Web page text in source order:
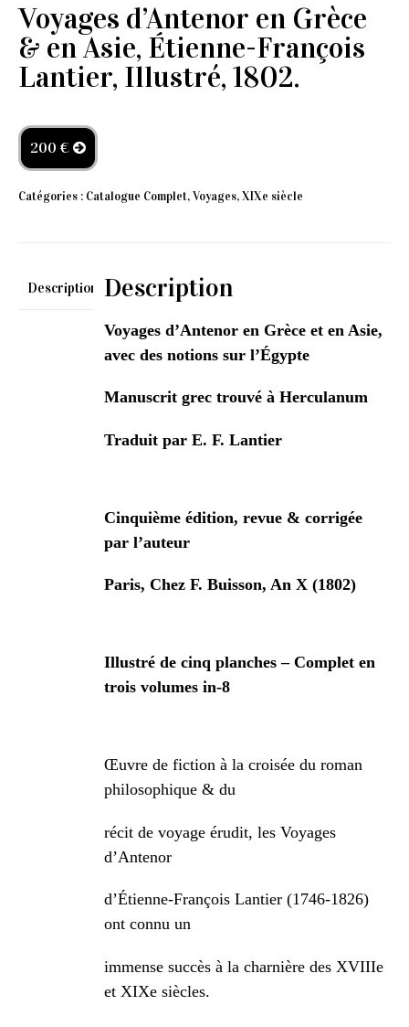
Voyages d’Antenor en Grèce
& en Asie, Étienne-François
Lantier, Illustré, 1802.
200 €
Catégories : Catalogue Complet,Voyages,XIXe siècle
Description Description
Voyages d’Antenor en Grèce et en Asie,
avec des notions sur l’Égypte
Manuscrit grec trouvé à Herculanum
Traduit par E. F. Lantier
Cinquième édition, revue & corrigée
par l’auteur
Paris, Chez F. Buisson, An X (1802)
Illustré de cinq planches – Complet en
trois volumes in-8
Œuvre de fiction à la croisée du roman
philosophique & du
récit de voyage érudit, les Voyages
d’Antenor
d’Étienne-François Lantier (1746-1826)
ont connu un
immense succès à la charnière des XVIIIe
et XIXe siècles.